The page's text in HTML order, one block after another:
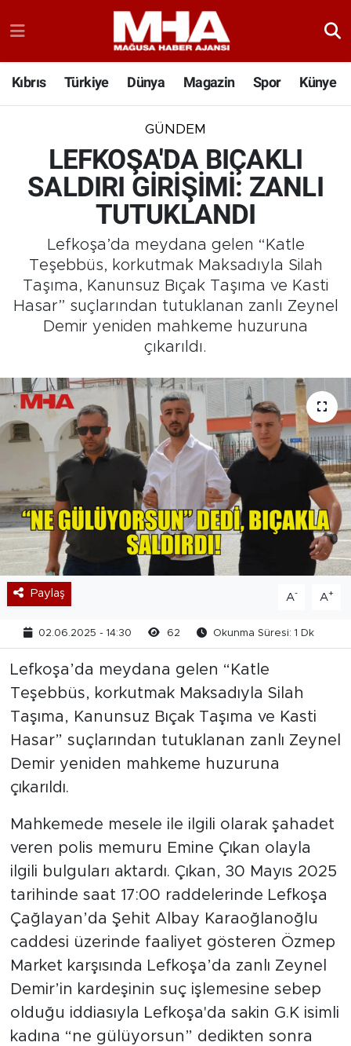
Kıbrıs Türkiye Dünya Magazin Spor Künye
GÜNDEM
LEFKOŞA'DA BIÇAKLI
SALDIRI GİRİŞİMİ: ZANLI
TUTUKLANDI
Lefkoşa’da meydana gelen “Katle
Teşebbüs, korkutmak Maksadıyla Silah
Taşıma, Kanunsuz Bıçak Taşıma ve Kasti
Hasar” suçlarından tutuklanan zanlı Zeynel
Demir yeniden mahkeme huzuruna
çıkarıldı.
Paylaş A- A+
02.06.2025 - 14:30 62 Okunma Süresi: 1 Dk
Lefkoşa’da meydana gelen “Katle
Teşebbüs, korkutmak Maksadıyla Silah
Taşıma, Kanunsuz Bıçak Taşıma ve Kasti
Hasar” suçlarından tutuklanan zanlı Zeynel
Demir yeniden mahkeme huzuruna
çıkarıldı.
Mahkemede mesele ile ilgili olarak şahadet
veren polis memuru Emine Çıkan olayla
ilgili bulguları aktardı. Çıkan, 30 Mayıs 2025
tarihinde saat 17:00 raddelerinde Lefkoşa
Çağlayan’da Şehit Albay Karaoğlanoğlu
caddesi üzerinde faaliyet gösteren Özmep
Market karşısında Lefkoşa’da zanlı Zeynel
Demir’in kardeşinin suç işlemesine sebep
olduğu iddiasıyla Lefkoşa'da sakin G.K isimli
kadına “ne gülüyorsun” dedikten sonra